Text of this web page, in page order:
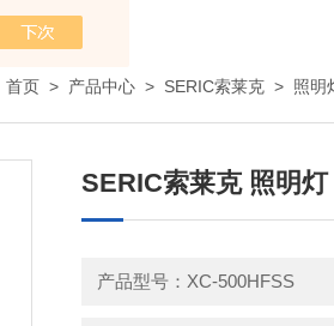
首页 > 产品中心 > SERIC索莱克 > 照明
SERIC索莱克 照明灯
产品型号：XC-500HFSS